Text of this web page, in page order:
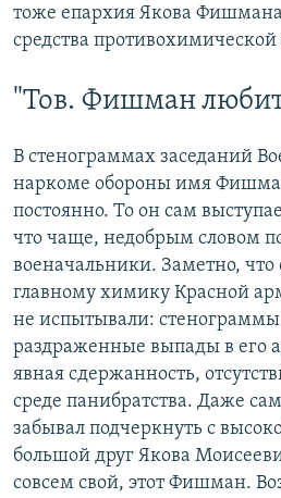
тоже епархия Якова
средства
"Тов. Фишман любит
В стенограммах заседаний
наркоме обороны имя
постоянно. То он сам
что чаще, недобрым словом
военачальники. Заметно, что
главному химику Красной
не испытывали:
раздраженные выпады в его
явная сдержанность,
среде панибратства. Даже
забывал подчеркнуть с
большой друг Якова
совсем свой, этот Фишман.